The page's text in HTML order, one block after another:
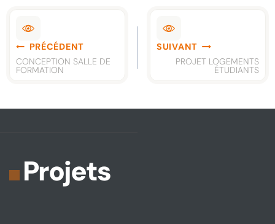
Navigation
dePRÉCÉDENT
CONCEPTION SALLE DE
FORMATION
SUIVANT
PROJET LOGEMENTS
ÉTUDIANTS
Projets